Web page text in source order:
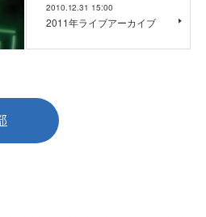
2010.12.31 15:00
2011年ライブアーカイブ